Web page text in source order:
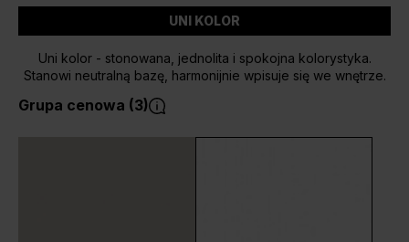
UNI KOLOR
Uni kolor - stonowana, jednolita i spokojna kolorystyka.
Stanowi neutralną bazę, harmonijnie wpisuje się we wnętrze.
Grupa cenowa (3)